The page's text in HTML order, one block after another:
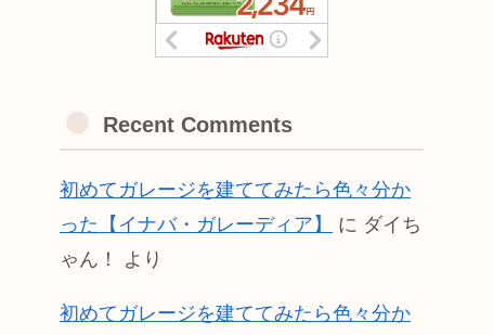
Recent Comments
初めてガレージを建ててみたら色々分か
った【イナバ・ガレーディア】
に ダイち
ゃん！
より
初めてガレージを建ててみたら色々分か